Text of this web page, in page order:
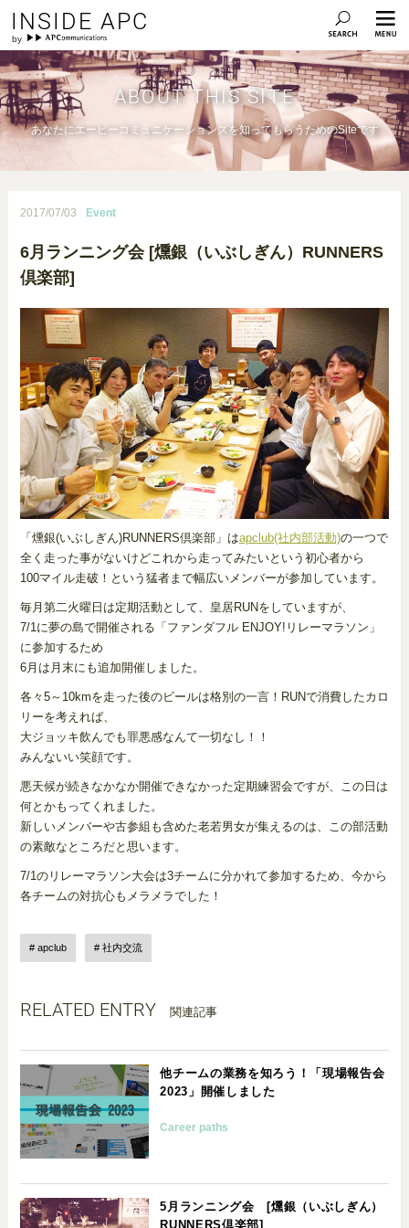
INSIDE APC
ABOUT THIS SITE
あなたにエーピーコミュニケーションズを知ってもらうためのSiteです
2017/07/03 Event
6月ランニング会 [燻銀（いぶしぎん）RUNNERS
倶楽部]
「燻銀(いぶしぎん)RUNNERS倶楽部」はapclub(社内部活動)の一つで
全く走った事がないけどこれから走ってみたいという初心者から
100マイル走破！という猛者まで幅広いメンバーが参加しています。
毎月第二火曜日は定期活動として、皇居RUNをしていますが、
7/1に夢の島で開催される「ファンダフル ENJOY!リレーマラソン」
に参加するため
6月は月末にも追加開催しました。
各々5～10kmを走った後のビールは格別の一言！RUNで消費したカロ
リーを考えれば、
大ジョッキ飲んでも罪悪感なんて一切なし！！
みんないい笑顔です。
悪天候が続きなかなか開催できなかった定期練習会ですが、この日は
何とかもってくれました。
新しいメンバーや古参組も含めた老若男女が集えるのは、この部活動
の素敵なところだと思います。
7/1のリレーマラソン大会は3チームに分かれて参加するため、今から
各チームの対抗心もメラメラでした！
apclub 社内交流
RELATED ENTRY 関連記事
他チームの業務を知ろう！「現場報告会
2023」開催しました
Career paths
5月ランニング会 [燻銀（いぶしぎん）
RUNNERS倶楽部]